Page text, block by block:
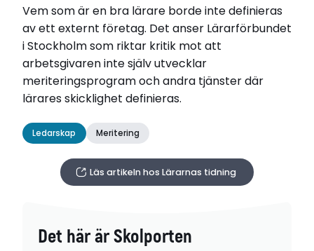
Vem som är en bra lärare borde inte definieras
av ett externt företag. Det anser Lärarförbundet
i Stockholm som riktar kritik mot att
arbetsgivaren inte själv utvecklar
meriteringsprogram och andra tjänster där
lärares skicklighet definieras.
Ledarskap Meritering
Läs artikeln hos Lärarnas tidning
Det här är Skolporten